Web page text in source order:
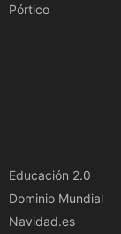
Pórtico
Educación 2.0
Dominio Mundial
Navidad.es